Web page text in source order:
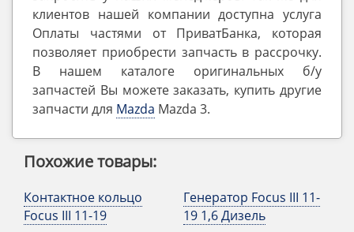
клиентов нашей компании доступна услуга
Оплаты частями от ПриватБанка, которая
позволяет приобрести запчасть в рассрочку.
В нашем каталоге оригинальных б/у
запчастей Вы можете заказать, купить другие
запчасти для Mazda Mazda 3.
Похожие товары:
Контактное кольцо
Focus III 11-19
Генератор Focus III 11-
19 1,6 Дизель